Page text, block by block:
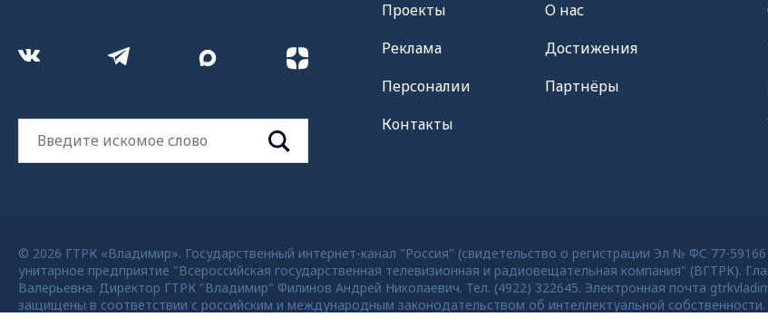
Проекты
Реклама
Персоналии
Контакты
О нас
Достижения
Партнёры
© 2026 ГТРК «Владимир». Государственный интернет-канал "Россия" (свидетельство о регистрации Эл № ФС 77-
унитарное предприятие "Всероссийская государственная телевизионная и радиовещательная компания" (ВГТРК).
Валерьевна. Директор ГТРК "Владимир" Филинов Андрей Николаевич. Тел. (4922) 322645. Электронная почта
защищены в соответствии с российским и международным законодательством об интеллектуальной